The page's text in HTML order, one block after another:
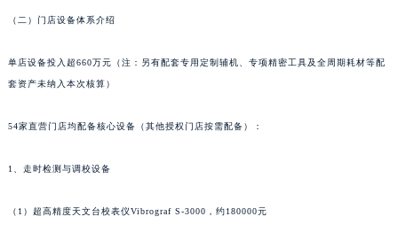
（二）门店设备体系介绍
单店设备投入超660万元（注：另有配套专用定制辅机、专项精密工具及全周期耗材等配
套资产未纳入本次核算）
54家直营门店均配备核心设备（其他授权门店按需配备）：
1、走时检测与调校设备
（1）超高精度天文台校表仪Vibrograf S-3000，约180000元